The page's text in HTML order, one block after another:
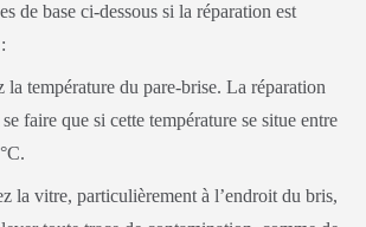
de base ci-dessous si la réparation est
la température du pare-brise. La réparation
faire que si cette température se situe entre
la vitre, particulièrement à l’endroit du bris,